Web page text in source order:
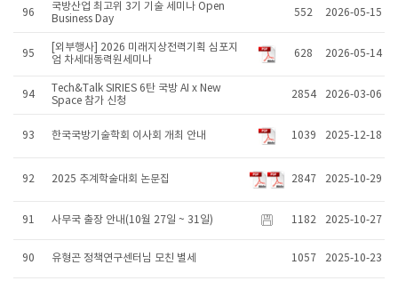
96
국방산업 최고위 3기 기술 세미나 Open
Business Day
552 2026-05-15
95
[외부행사] 2026 미래지상전력기획 심포지
엄 차세대동력원세미나
628 2026-05-14
94
Tech&Talk SIRIES 6탄 국방 AI x New
Space 참가 신청
2854 2026-03-06
93 한국국방기술학회 이사회 개최 안내 1039 2025-12-18
92 2025 추계학술대회 논문집 2847 2025-10-29
91 사무국 출장 안내(10월 27일 ~ 31일) 1182 2025-10-27
90 유형곤 정책연구센터님 모친 별세 1057 2025-10-23